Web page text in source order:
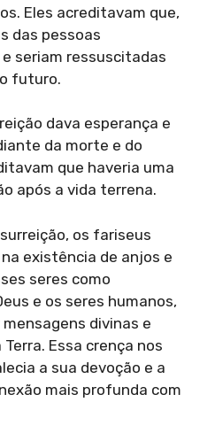
Eles acreditavam que,
das pessoas
seriam ressuscitadas
futuro.
dava esperança e
da morte e do
que haveria uma
após a vida terrena.
os fariseus
existência de anjos e
seres como
e os seres humanos,
divinas e
Essa crença nos
a sua devoção e a
mais profunda com